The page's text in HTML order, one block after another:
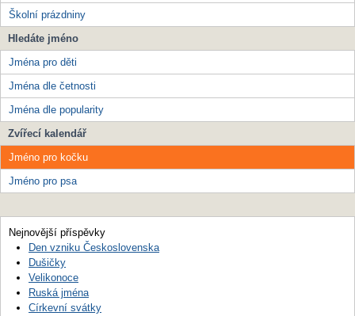
Školní prázdniny
Hledáte jméno
Jména pro děti
Jména dle četnosti
Jména dle popularity
Zvířecí kalendář
Jméno pro kočku
Jméno pro psa
Nejnovější příspěvky
Den vzniku Československa
Dušičky
Velikonoce
Ruská jména
Církevní svátky